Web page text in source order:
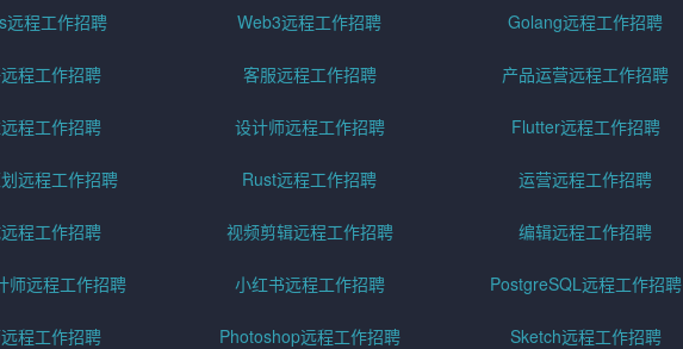
远程工作招聘 Web3远程工作招聘 Golang远程工作招聘
程工作招聘 客服远程工作招聘 产品运营远程工作招聘
程工作招聘 设计师远程工作招聘 Flutter远程工作招聘
远程工作招聘 Rust远程工作招聘 运营远程工作招聘
程工作招聘 视频剪辑远程工作招聘 编辑远程工作招聘
师远程工作招聘 小红书远程工作招聘 PostgreSQL远程工作招聘
程工作招聘 Photoshop远程工作招聘 Sketch远程工作招聘